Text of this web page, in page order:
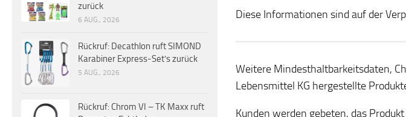
Diese Informationen sind auf der
Weitere Mindesthaltbarkeitsdaten,
Lebensmittel KG hergestellte
Kunden werden gebeten, das
zurück
6 AUG., 2026
Rückruf: Decathlon ruft SIMOND
Karabiner Express-Set’s zurück
5 AUG., 2026
Rückruf: Chrom VI – TK Maxx ruft